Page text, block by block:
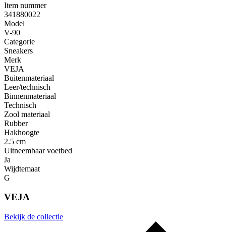
Item nummer
341880022
Model
V-90
Categorie
Sneakers
Merk
VEJA
Buitenmateriaal
Leer/technisch
Binnenmateriaal
Technisch
Zool materiaal
Rubber
Hakhoogte
2.5 cm
Uitneembaar voetbed
Ja
Wijdtemaat
G
VEJA
Bekijk de collectie